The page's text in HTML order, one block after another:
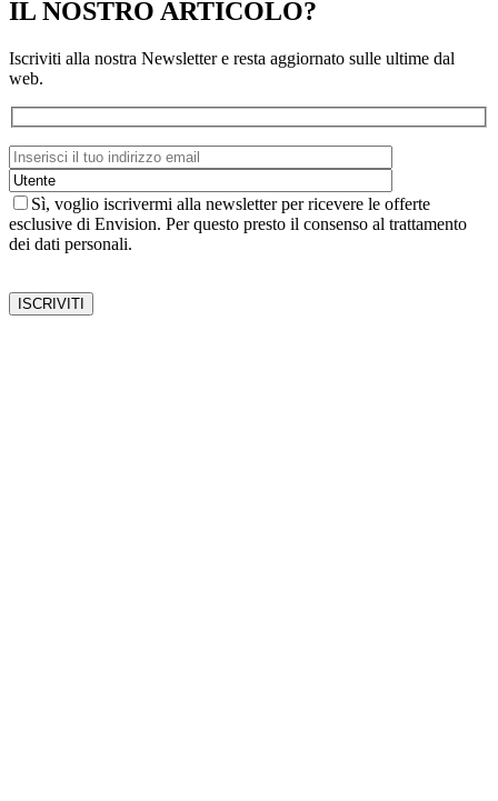
IL NOSTRO ARTICOLO?
Iscriviti alla nostra Newsletter e resta aggiornato sulle ultime dal
web.
Sì, voglio iscrivermi alla newsletter per ricevere le offerte
esclusive di Envision. Per questo presto il consenso al trattamento
dei dati personali.